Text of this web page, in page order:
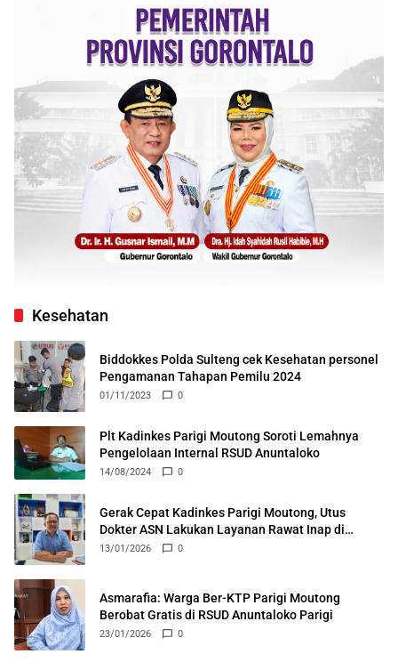
Kesehatan
Biddokkes Polda Sulteng cek Kesehatan personel
Pengamanan Tahapan Pemilu 2024
01/11/2023 0
Plt Kadinkes Parigi Moutong Soroti Lemahnya
Pengelolaan Internal RSUD Anuntaloko
14/08/2024 0
Gerak Cepat Kadinkes Parigi Moutong, Utus
Dokter ASN Lakukan Layanan Rawat Inap di
Puskesmas Ongka
13/01/2026 0
Asmarafia: Warga Ber-KTP Parigi Moutong
Berobat Gratis di RSUD Anuntaloko Parigi
23/01/2026 0